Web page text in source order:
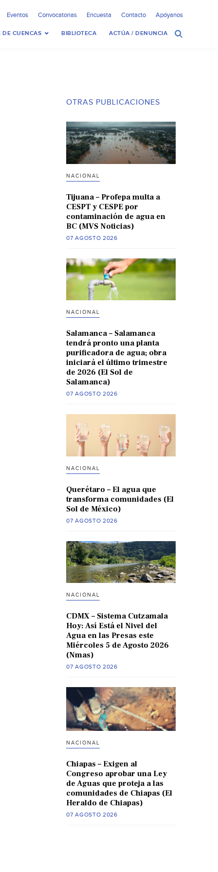
Eventos Convocatorias Encuesta Contacto Apóyanos
DE CUENCAS BIBLIOTECA ACTÚA / DENUNCIA
OTRAS PUBLICACIONES
NACIONAL
Tijuana – Profepa multa a
CESPT y CESPE por
contaminación de agua en
BC (MVS Noticias)
07 AGOSTO 2026
NACIONAL
Salamanca – Salamanca
tendrá pronto una planta
purificadora de agua; obra
iniciará el último trimestre
de 2026 (El Sol de
Salamanca)
07 AGOSTO 2026
NACIONAL
Querétaro – El agua que
transforma comunidades (El
Sol de México)
07 AGOSTO 2026
NACIONAL
CDMX – Sistema Cutzamala
Hoy: Así Está el Nivel del
Agua en las Presas este
Miércoles 5 de Agosto 2026
(Nmas)
07 AGOSTO 2026
NACIONAL
Chiapas – Exigen al
Congreso aprobar una Ley
de Aguas que proteja a las
comunidades de Chiapas (El
Heraldo de Chiapas)
07 AGOSTO 2026